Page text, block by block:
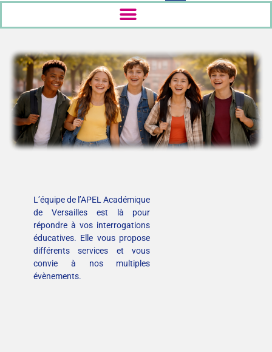
L’équipe de l’APEL Académique
de Versailles est là pour
répondre à vos interrogations
éducatives. Elle vous propose
différents services et vous
convie à nos multiples
évènements.